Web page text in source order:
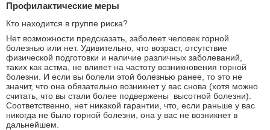
Профилактические меры
Кто находится в группе риска?
Нет возможности предсказать, заболеет человек горной
болезнью или нет. Удивительно, что возраст, отсутствие
физической подготовки и наличие различных заболеваний,
таких как астма, не влияет на частоту возникновения горной
болезни. И если вы болели этой болезнью ранее, то это не
значит, что она обязательно возникнет у вас снова (хотя можно
считать, что вы стали более подвержены высотной болезни).
Соответственно, нет никакой гарантии, что, если раньше у вас
никогда не было горной болезни, она у вас не возникнет в
дальнейшем.